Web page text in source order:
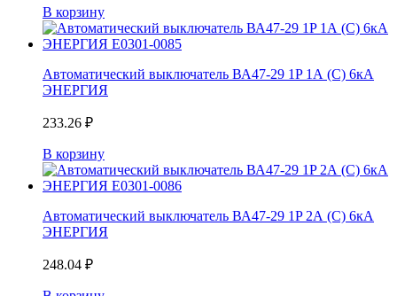
В корзину
Автоматический выключатель ВА47-29 1P 1А (С) 6кА
ЭНЕРГИЯ
233.26 ₽
В корзину
Автоматический выключатель ВА47-29 1P 2А (С) 6кА
ЭНЕРГИЯ
248.04 ₽